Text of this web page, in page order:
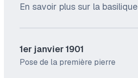
En savoir plus sur la basilique
1er janvier 1901
Pose de la première pierre